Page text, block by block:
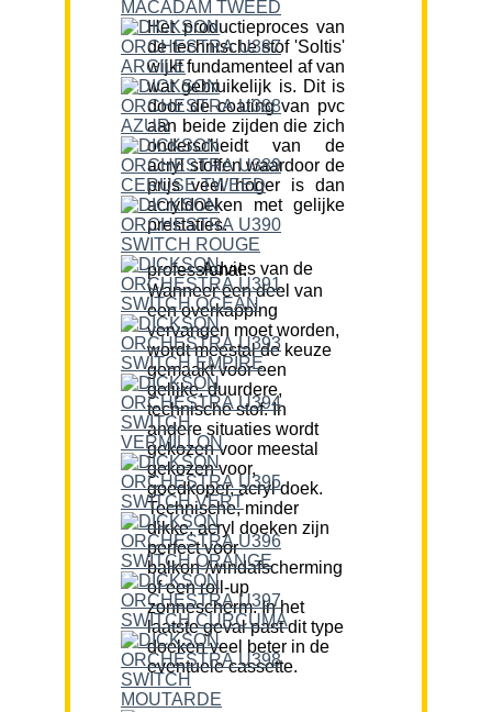
Het productieproces van
de technische stof 'Soltis'
wijkt fundamenteel af van
wat gebruikelijk is. Dit is
door de coating van pvc
aan beide zijden die zich
onderscheidt van de
acryl stoffen waardoor de
prijs veel hoger is dan
acryldoeken met gelijke
prestaties.
Advies van de professional:
Wanneer een deel van
een overkapping
vervangen moet worden,
wordt meestal de keuze
gemaakt voor een
gelijke, duurdere,
technische stof. In
andere situaties wordt
gekozen voor meestal
gekozen voor,
goedkoper, acryl doek.
Technische, minder
dikke, acryl doeken zijn
perfect voor
balkon-/windafscherming
of een roll-up
zonnescherm. In het
laatste geval past dit type
doeken veel beter in de
eventuele cassette.